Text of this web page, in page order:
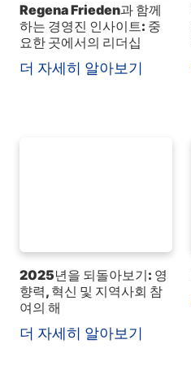
Regena Frieden과 함께
하는 경영진 인사이트: 중
요한 곳에서의 리더십
더 자세히 알아보기
2025년을 되돌아보기: 영
향력, 혁신 및 지역사회 참
여의 해
더 자세히 알아보기